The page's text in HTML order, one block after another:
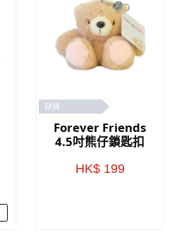
缺貨
Forever Friends
4.5吋熊仔鎖匙扣
HK$ 199